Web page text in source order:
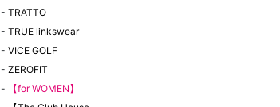
- TRATTO
- TRUE linkswear
- VICE GOLF
- ZEROFIT
-
【for WOMEN】